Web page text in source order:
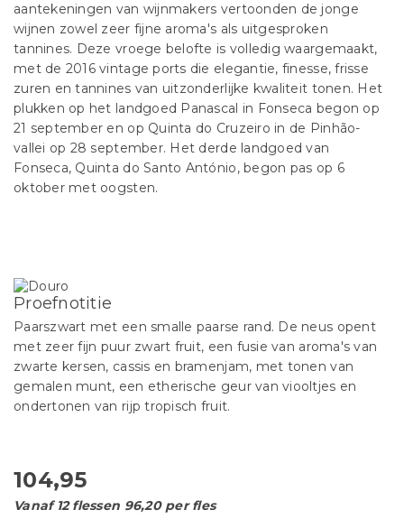
aantekeningen van wijnmakers vertoonden de jonge
wijnen zowel zeer fijne aroma's als uitgesproken
tannines. Deze vroege belofte is volledig waargemaakt,
met de 2016 vintage ports die elegantie, finesse, frisse
zuren en tannines van uitzonderlijke kwaliteit tonen. Het
plukken op het landgoed Panascal in Fonseca begon op
21 september en op Quinta do Cruzeiro in de Pinhão-
vallei op 28 september. Het derde landgoed van
Fonseca, Quinta do Santo António, begon pas op 6
oktober met oogsten.
Proefnotitie
Paarszwart met een smalle paarse rand. De neus opent
met zeer fijn puur zwart fruit, een fusie van aroma's van
zwarte kersen, cassis en bramenjam, met tonen van
gemalen munt, een etherische geur van viooltjes en
ondertonen van rijp tropisch fruit.
104,95
Vanaf 12 flessen 96,20 per fles